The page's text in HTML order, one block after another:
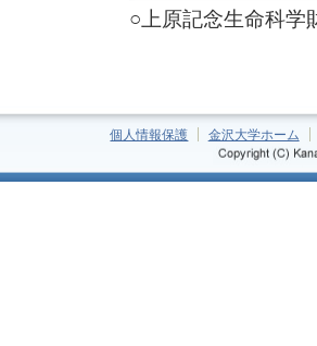
○上原記念生命科学
個人情報保護 金沢大学ホーム